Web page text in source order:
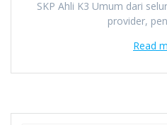
SKP Ahli K3 Umum dari
provider,
Read